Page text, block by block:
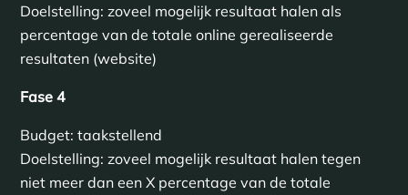
Doelstelling: zoveel mogelijk resultaat halen als
percentage van de totale online gerealiseerde
resultaten (website)
Fase 4
Budget: taakstellend
Doelstelling: zoveel mogelijk resultaat halen tegen
niet meer dan een X percentage van de totale